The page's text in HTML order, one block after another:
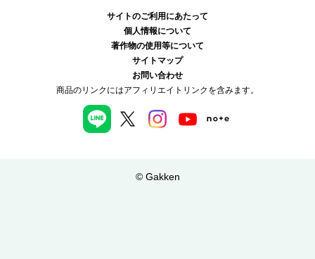
サイトのご利用にあたって
個人情報について
著作物の使用等について
サイトマップ
お問い合わせ
商品のリンクにはアフィリエイトリンクを含みます。
© Gakken